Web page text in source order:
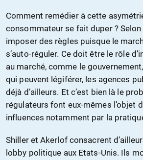
Comment remédier à cette
consommateur se fait duper ? Selon
imposer des règles puisque le
s’auto-réguler. Ce doit être le rôle
au marché, comme le
qui peuvent légiférer, les agences
déjà d’ailleurs. Et c’est bien là le
régulateurs font eux-mêmes l’objet
influences notamment par la
Shiller et Akerlof consacrent
lobby politique aux Etats-Unis. Ils